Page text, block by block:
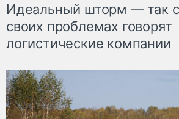
Идеальный шторм — так
своих проблемах говорят
логистические компании